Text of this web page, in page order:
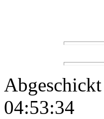
04:53:34